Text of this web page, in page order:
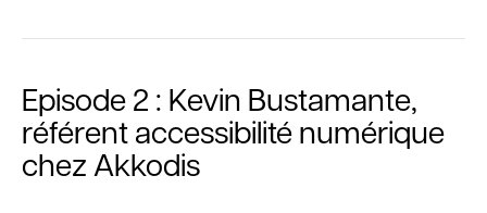
Episode 2 : Kevin Bustamante,
référent accessibilité numérique
chez Akkodis